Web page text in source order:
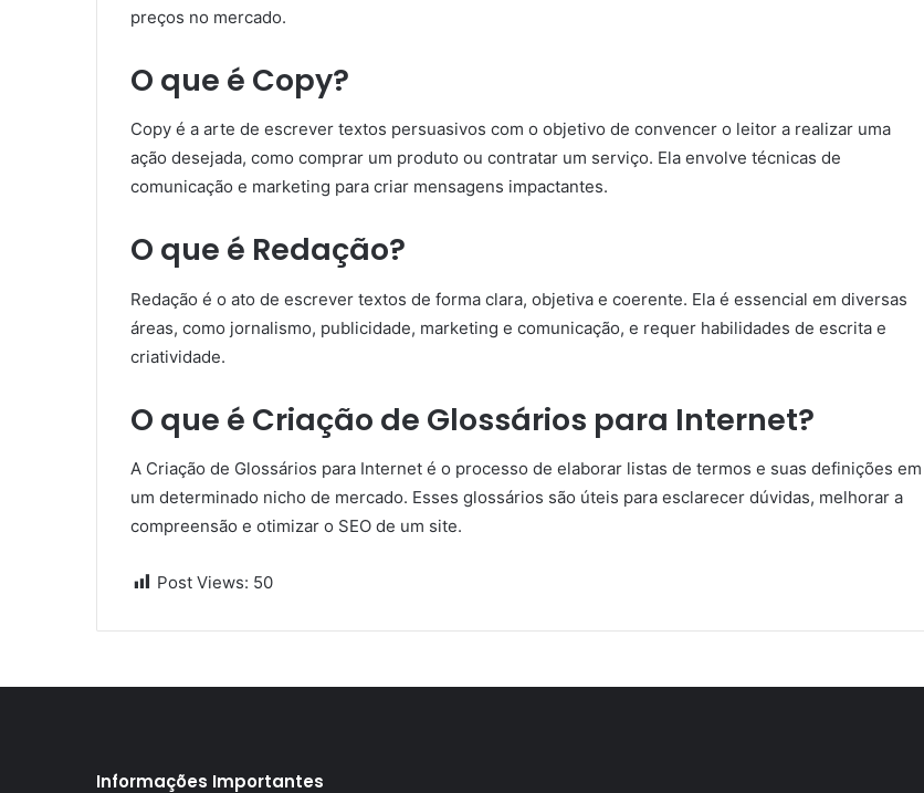
preços no mercado.
O que é Copy?
Copy é a arte de escrever textos persuasivos com o objetivo de convencer o leitor a realizar uma
ação desejada, como comprar um produto ou contratar um serviço. Ela envolve técnicas de
comunicação e marketing para criar mensagens impactantes.
O que é Redação?
Redação é o ato de escrever textos de forma clara, objetiva e coerente. Ela é essencial em diversas
áreas, como jornalismo, publicidade, marketing e comunicação, e requer habilidades de escrita e
criatividade.
O que é Criação de Glossários para Internet?
A Criação de Glossários para Internet é o processo de elaborar listas de termos e suas definições em
um determinado nicho de mercado. Esses glossários são úteis para esclarecer dúvidas, melhorar a
compreensão e otimizar o SEO de um site.
Post Views: 50
Informações Importantes